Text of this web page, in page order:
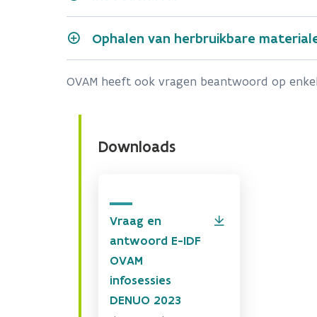
Holding DM -
Deskdrive https://www.deskdrive.com
Dakwerker neemt oude
Ophalen van herbruikbare
OVAM heeft ook vragen beantwoord op
Downloads
Vraag en
antwoord E-IDF
OVAM
infosessies
DENUO 2023